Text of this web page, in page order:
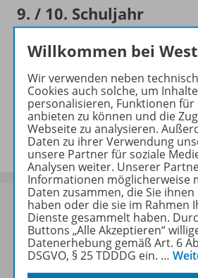
9. / 10. Schuljahr
Benachrichtigungs-
Sofort profitieren
Willkommen bei
Wir verwenden neben
Cookies auch solche, um
personalisieren, Funktionen für
anbieten zu können und die
Webseite zu analysieren.
Daten zu ihrer Verwendung
unsere Partner für soziale
Analysen weiter. Unserer
Informationen möglicherweise
Daten zusammen, die Sie
haben oder die sie im Rahmen
Dienste gesammelt haben.
Buttons „Alle Akzeptieren“
Datenerhebung gemäß Art. 6
DSGVO, § 25 TDDDG ein. …